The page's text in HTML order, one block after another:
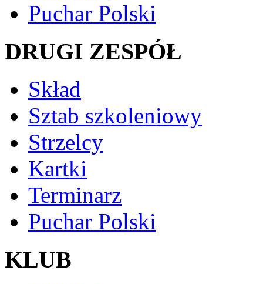
Puchar Polski
DRUGI ZESPÓŁ
Skład
Sztab szkoleniowy
Strzelcy
Kartki
Terminarz
Puchar Polski
KLUB